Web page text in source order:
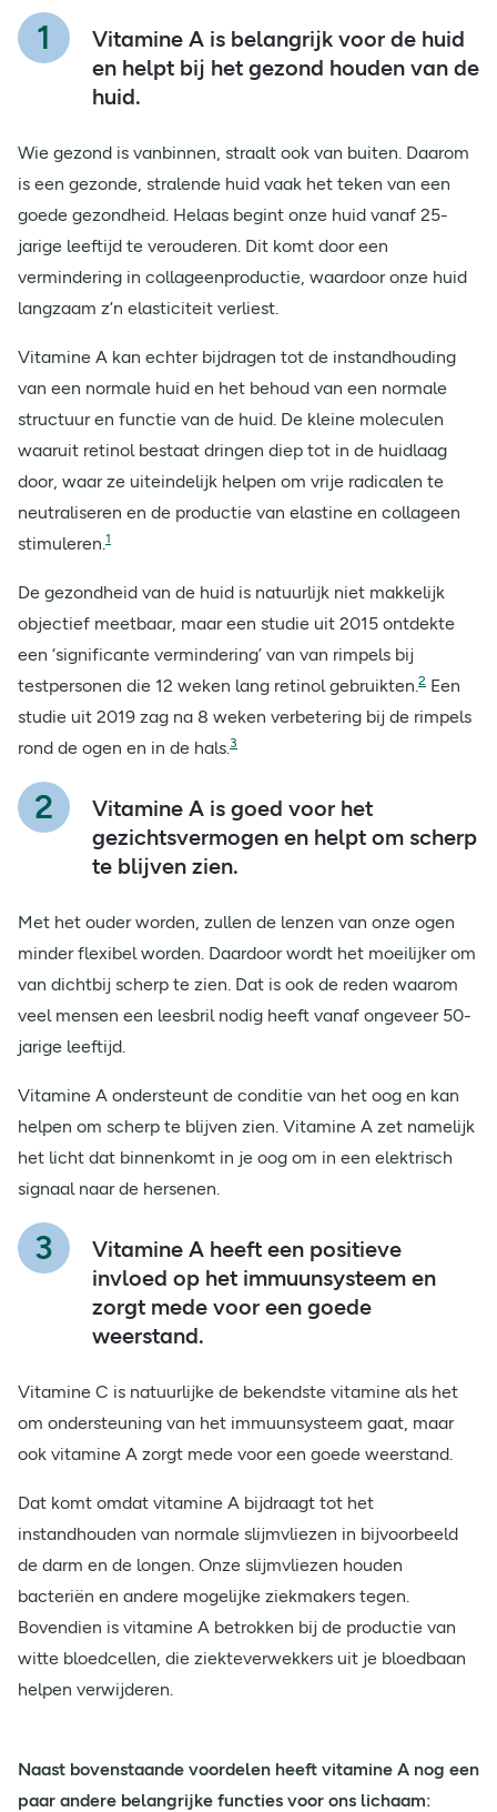
Vitamine A is belangrijk voor de huid
en helpt bij het gezond houden van de
huid.
Wie gezond is vanbinnen, straalt ook van buiten. Daarom
is een gezonde, stralende huid vaak het teken van een
goede gezondheid. Helaas begint onze huid vanaf 25-
jarige leeftijd te verouderen. Dit komt door een
vermindering in collageenproductie, waardoor onze huid
langzaam z’n elasticiteit verliest.
Vitamine A kan echter bijdragen tot de instandhouding
van een normale huid en het behoud van een normale
structuur en functie van de huid. De kleine moleculen
waaruit retinol bestaat dringen diep tot in de huidlaag
door, waar ze uiteindelijk helpen om vrije radicalen te
neutraliseren en de productie van elastine en collageen
stimuleren.1
De gezondheid van de huid is natuurlijk niet makkelijk
objectief meetbaar, maar een studie uit 2015 ontdekte
een ‘significante vermindering’ van van rimpels bij
testpersonen die 12 weken lang retinol gebruikten.2 Een
studie uit 2019 zag na 8 weken verbetering bij de rimpels
rond de ogen en in de hals.3
Vitamine A is goed voor het
gezichtsvermogen en helpt om scherp
te blijven zien.
Met het ouder worden, zullen de lenzen van onze ogen
minder flexibel worden. Daardoor wordt het moeilijker om
van dichtbij scherp te zien. Dat is ook de reden waarom
veel mensen een leesbril nodig heeft vanaf ongeveer 50-
jarige leeftijd.
Vitamine A ondersteunt de conditie van het oog en kan
helpen om scherp te blijven zien. Vitamine A zet namelijk
het licht dat binnenkomt in je oog om in een elektrisch
signaal naar de hersenen.
Vitamine A heeft een positieve
invloed op het immuunsysteem en
zorgt mede voor een goede
weerstand.
Vitamine C is natuurlijke de bekendste vitamine als het
om ondersteuning van het immuunsysteem gaat, maar
ook vitamine A zorgt mede voor een goede weerstand.
Dat komt omdat vitamine A bijdraagt tot het
instandhouden van normale slijmvliezen in bijvoorbeeld
de darm en de longen. Onze slijmvliezen houden
bacteriën en andere mogelijke ziekmakers tegen.
Bovendien is vitamine A betrokken bij de productie van
witte bloedcellen, die ziekteverwekkers uit je bloedbaan
helpen verwijderen.
Naast bovenstaande voordelen heeft vitamine A nog een
paar andere belangrijke functies voor ons lichaam: